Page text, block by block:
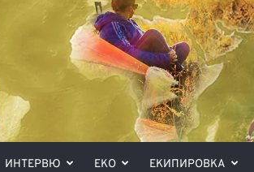
ИНТЕРВЮ ЕКО ЕКИПИРОВКА